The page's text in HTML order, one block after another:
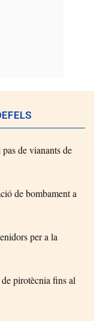
de vianants de
de bombament a
per a la
pirotècnia fins al